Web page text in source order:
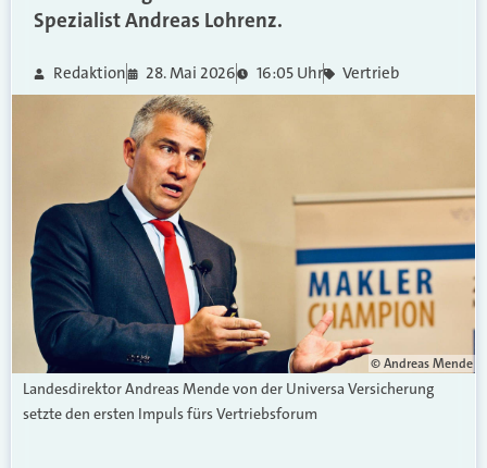
Spezialist Andreas Lohrenz.
Redaktion 28. Mai 2026 16:05 Uhr Vertrieb
© Andreas Mende
Landesdirektor Andreas Mende von der Universa Versicherung
setzte den ersten Impuls fürs Vertriebsforum